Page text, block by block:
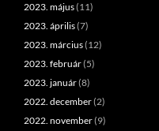
2023. május(11)
2023. április(7)
2023. március(12)
2023. február(5)
2023. január(8)
2022. december(2)
2022. november(9)